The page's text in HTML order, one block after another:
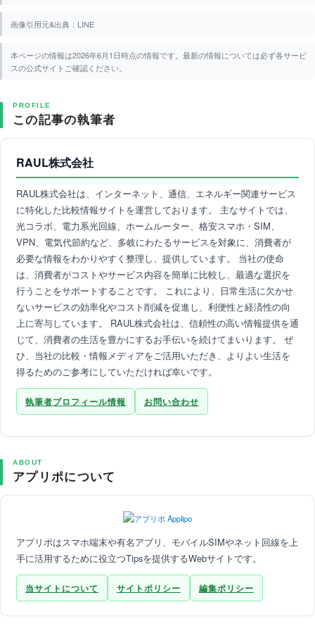
画像引用元&出典：LINE
本ページの情報は2026年6月1日時点の情報です。最新の情報については必ず各サービ
スの公式サイトご確認ください。
PROFILE
この記事の執筆者
RAUL株式会社
RAUL株式会社は、インターネット、通信、エネルギー関連サービス
に特化した比較情報サイトを運営しております。 主なサイトでは、
光コラボ、電力系光回線、ホームルーター、格安スマホ・SIM、
VPN、電気代節約など、多岐にわたるサービスを対象に、消費者が
必要な情報をわかりやすく整理し、提供しています。 当社の使命
は、消費者がコストやサービス内容を簡単に比較し、最適な選択を
行うことをサポートすることです。 これにより、日常生活に欠かせ
ないサービスの効率化やコスト削減を促進し、利便性と経済性の向
上に寄与しています。 RAUL株式会社は、信頼性の高い情報提供を通
じて、消費者の生活を豊かにするお手伝いを続けてまいります。 ぜ
ひ、当社の比較・情報メディアをご活用いただき、よりよい生活を
得るためのご参考にしていただければ幸いです。
執筆者プロフィール情報 お問い合わせ
ABOUT
アプリポについて
アプリポはスマホ端末や有名アプリ、モバイルSIMやネット回線を上
手に活用するために役立つTipsを提供するWebサイトです。
当サイトについて サイトポリシー 編集ポリシー